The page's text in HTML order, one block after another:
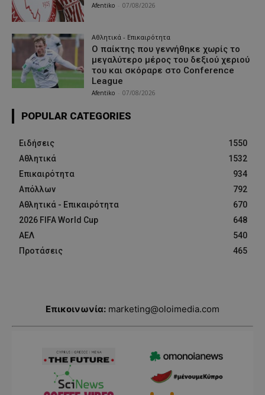
Afentiko 07/08/2026
Αθλητικά - Επικαιρότητα
Ο παίκτης που γεννήθηκε χωρίς το
μεγαλύτερο μέρος του δεξιού χεριού
του και σκόραρε στο Conference
League
Afentiko 07/08/2026
POPULAR CATEGORIES
Ειδήσεις
1550
Αθλητικά
1532
Επικαιρότητα
934
Απόλλων
792
Αθλητικά - Επικαιρότητα
670
2026 FIFA World Cup
648
ΑΕΛ
540
Προτάσεις
465
Επικοινωνία: marketing@oloimedia.com